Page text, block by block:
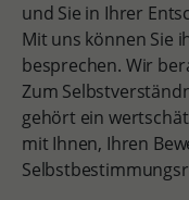
und Sie in Ihrer
Mit uns können Sie
besprechen. Wir
Zum
gehört ein
mit Ihnen, Ihren